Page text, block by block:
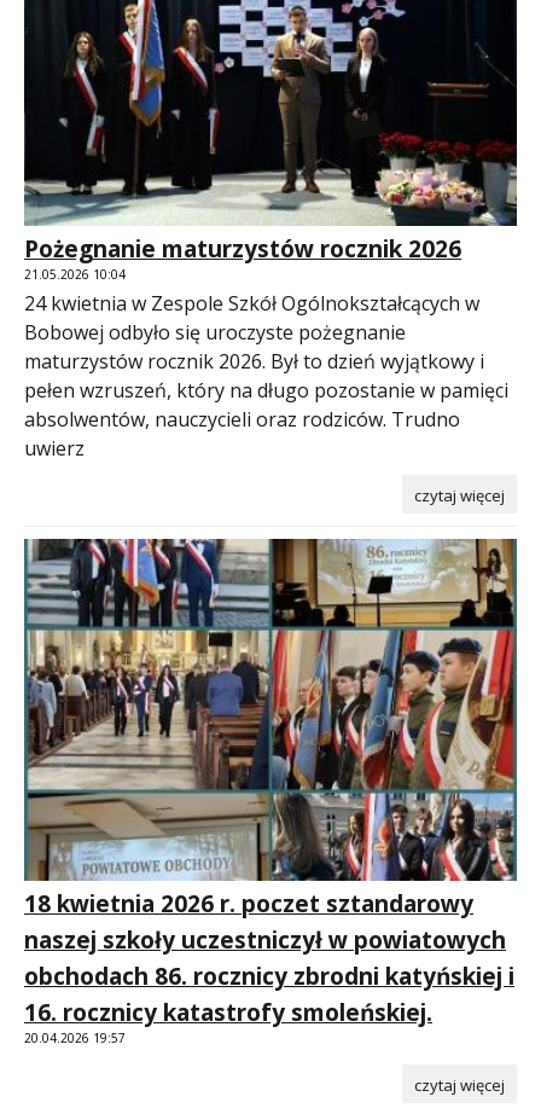
Pożegnanie maturzystów rocznik 2026
21.05.2026 10:04
24 kwietnia w Zespole Szkół Ogólnokształcących w
Bobowej odbyło się uroczyste pożegnanie
maturzystów rocznik 2026. Był to dzień wyjątkowy i
pełen wzruszeń, który na długo pozostanie w pamięci
absolwentów, nauczycieli oraz rodziców. Trudno
uwierz
czytaj więcej
18 kwietnia 2026 r. poczet sztandarowy
naszej szkoły uczestniczył w powiatowych
obchodach 86. rocznicy zbrodni katyńskiej i
16. rocznicy katastrofy smoleńskiej.
20.04.2026 19:57
czytaj więcej